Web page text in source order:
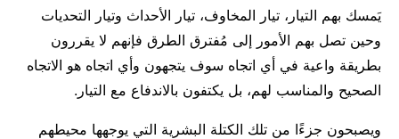
يَمسك بهم التيار، تيار المخاوف، تيار الأحداث وتيار التحديات
وحين تصل بهم الأمور إلى مُفترق الطرق فإنهم لا يقررون
بطريقة واعية في أي اتجاه سوف يتجهون وأي اتجاه هو الاتجاه
الصحيح والمناسب لهم، بل يكتفون بالاندفاع مع التيار.
ويصبحون جزءًا من تلك الكتلة البشرية التي يوجهها محيطهم